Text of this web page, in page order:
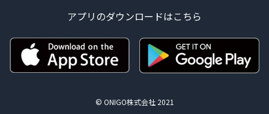
アプリのダウンロードはこちら
© ONIGO株式会社 2021